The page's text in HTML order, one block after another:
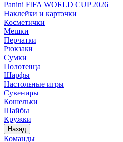
Panini FIFA WORLD CUP 2026
Наклейки и карточки
Косметички
Мешки
Перчатки
Рюкзаки
Сумки
Полотенца
Шарфы
Настольные игры
Сувениры
Кошельки
Шайбы
Кружки
Назад
Команды